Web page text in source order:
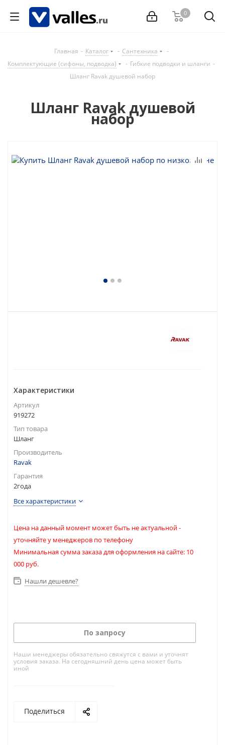
0
Главная - Каталог - Сантехника
-
Комплектующие (сифоны, подводка)
- Гибкие подводки и шланги -
Шланг Ravak душевой набор
Шланг Ravak душевой
набор
Характеристики
Артикул
919272
Тип товара
Шланг
Производитель
Ravak
Гарантия
2года
Все характеристики
Цена на данный момент может быть не актуальной -
уточняйте у менеджеров по телефону
Минимальная сумма заказа для оформления на сайте: 10
000 руб.
Нашли дешевле?
По запросу
Наши менеджеры обязательно свяжутся с вами и уточнят
условия заказа. На сегодняшний день цена может быть
иной
Поделиться